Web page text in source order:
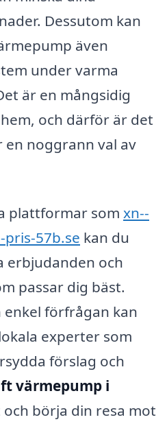
Dessutom kan
även
under varma
är en mångsidig
och därför är det
noggrann val av
plattformar som xn--
57b.se kan du
erbjudanden och
passar dig bäst.
enkel förfrågan kan
experter som
förslag och
värmepump i
och börja din resa mot